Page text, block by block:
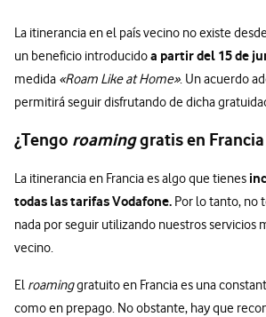
La itinerancia en el país vecino no existe
un beneficio introducidoa partir del 15 de
medida «Roam Like at Home». Un acuerdo
permitirá seguir disfrutando de dicha
¿Tengo roaminggratis en
La itinerancia en Francia es algo que tienes
todas las tarifas Vodafone. Por lo tanto, no
nada por seguir utilizando nuestros servicios
vecino.
El roaminggratuito en Francia es una
como en prepago. No obstante, hay que